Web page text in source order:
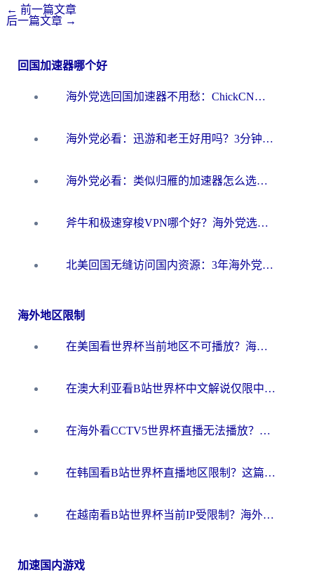
← 前一篇文章
后一篇文章 →
回国加速器哪个好
海外党选回国加速器不用愁：ChickCN和洞见哪个好？一篇搞定所有疑问
海外党必看：迅游和老王好用吗？3分钟选对加速国内网络的加速器
海外党必看：类似归雁的加速器怎么选？一篇搞定无缝访问国内资源
斧牛和极速穿梭VPN哪个好？海外党选回国加速器必看的真实对比与避坑指南
北美回国无缝访问国内资源：3年海外党亲测的加速器选择指南
海外地区限制
在美国看世界杯当前地区不可播放？海外党体育观赛终极指南来了！
在澳大利亚看B站世界杯中文解说仅限中国大陆？这篇指南帮你打破限制看遍赛事
在海外看CCTV5世界杯直播无法播放？这篇指南让你和国内球迷同步呐喊
在韩国看B站世界杯直播地区限制？这篇指南让你告别“当前地区不可播放”
在越南看B站世界杯当前IP受限制？海外党体育观赛终极指南来了
加速国内游戏